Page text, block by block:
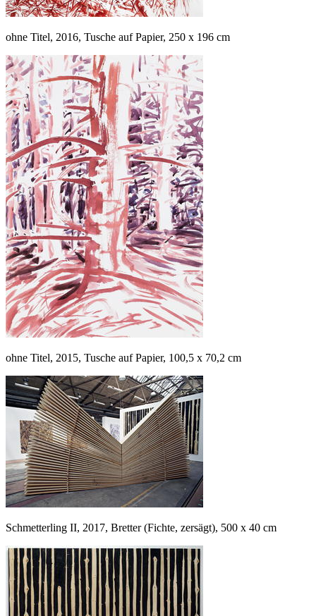
ohne Titel, 2016, Tusche auf Papier, 250 x 196 cm
ohne Titel, 2015, Tusche auf Papier, 100,5 x 70,2 cm
Schmetterling II, 2017, Bretter (Fichte, zersägt), 500 x 40 cm